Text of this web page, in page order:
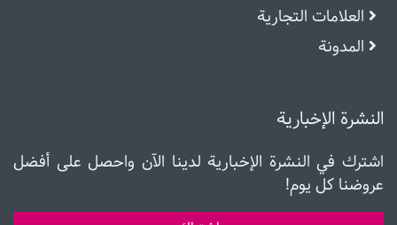
العلامات التجارية
المدونة
النشرة الإخبارية
اشترك في النشرة الإخبارية لدينا الآن واحصل على أفضل
عروضنا كل يوم!